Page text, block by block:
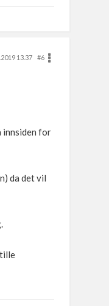
13.37
#6
innsiden for
da det vil